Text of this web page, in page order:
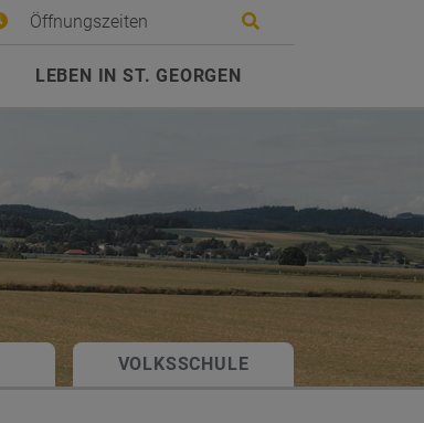
Öffnungszeiten
LEBEN IN ST. GEORGEN
VOLKSSCHULE